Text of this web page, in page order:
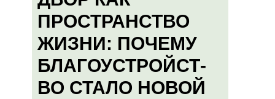
ПРОСТРАНСТВО
ЖИЗНИ: ПОЧЕМУ
БЛАГОУСТРОЙСТ-
ВО СТАЛО НОВОЙ